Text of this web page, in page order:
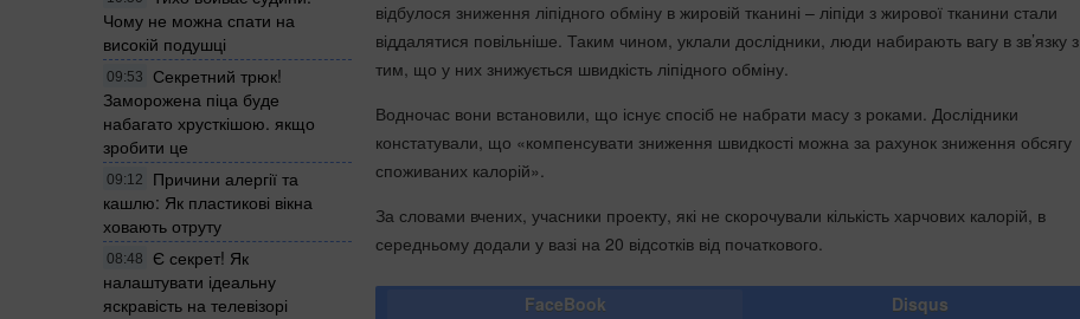
Чому не можна спати на
високій подушці
09:53
Секретний трюк!
Заморожена піца буде
набагато хрусткішою. якщо
зробити це
09:12
Причини алергії та
кашлю: Як пластикові вікна
ховають отруту
08:48
Є секрет! Як
налаштувати ідеальну
яскравість на телевізорі
відбулося зниження ліпідного обміну в жировій тканині – ліпіди з жирової тканини стали
віддалятися повільніше. Таким чином, уклали дослідники, люди набирають вагу в зв’язку з
тим, що у них знижується швидкість ліпідного обміну.
Водночас вони встановили, що існує спосіб не набрати масу з роками. Дослідники
констатували, що «компенсувати зниження швидкості можна за рахунок зниження обсягу
споживаних калорій».
За словами вчених, учасники проекту, які не скорочували кількість харчових калорій, в
середньому додали у вазі на 20 відсотків від початкового.
FaceBook Disqus